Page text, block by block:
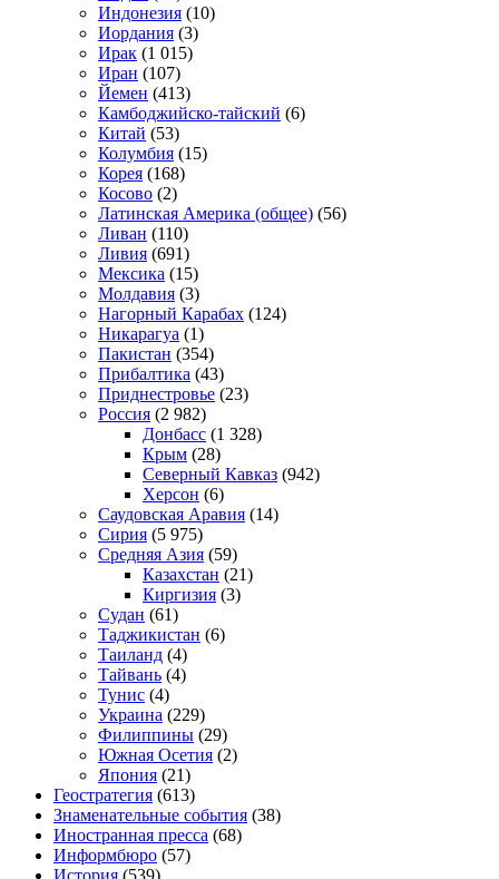
Индонезия (10)
Иордания (3)
Ирак (1 015)
Иран (107)
Йемен (413)
Камбоджийско-тайский (6)
Китай (53)
Колумбия (15)
Корея (168)
Косово (2)
Латинская Америка (общее) (56)
Ливан (110)
Ливия (691)
Мексика (15)
Молдавия (3)
Нагорный Карабах (124)
Никарагуа (1)
Пакистан (354)
Прибалтика (43)
Приднестровье (23)
Россия (2 982)
Донбасс (1 328)
Крым (28)
Северный Кавказ (942)
Херсон (6)
Саудовская Аравия (14)
Сирия (5 975)
Средняя Азия (59)
Казахстан (21)
Киргизия (3)
Судан (61)
Таджикистан (6)
Таиланд (4)
Тайвань (4)
Тунис (4)
Украина (229)
Филиппины (29)
Южная Осетия (2)
Япония (21)
Геостратегия (613)
Знаменательные события (38)
Иностранная пресса (68)
Информбюро (57)